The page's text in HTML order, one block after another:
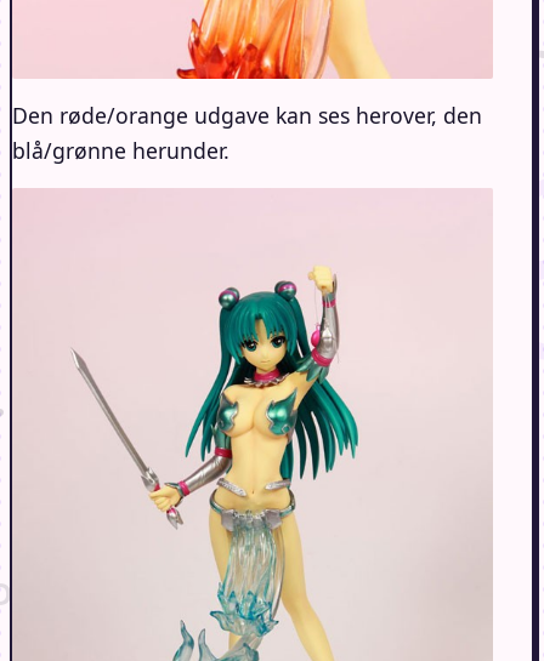
Den røde/orange udgave kan ses herover, den
blå/grønne herunder.